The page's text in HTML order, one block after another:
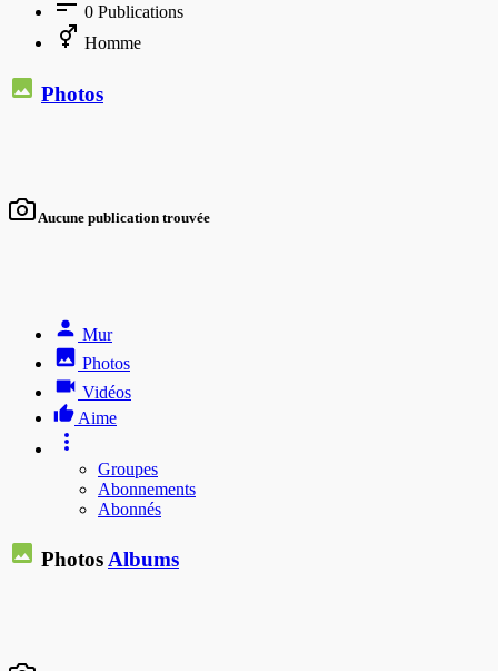
0 Publications
Homme
Photos
Aucune publication trouvée
Mur
Photos
Vidéos
Aime
Groupes
Abonnements
Abonnés
PhotosAlbums